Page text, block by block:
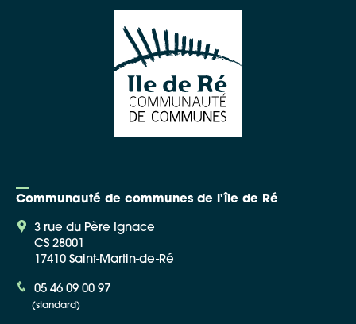
Communauté de communes de l'île de Ré
3 rue du Père Ignace
CS 28001
17410 Saint-Martin-de-Ré
05 46 09 00 97
(standard)
ShareThis is disabled.
Apple Plans